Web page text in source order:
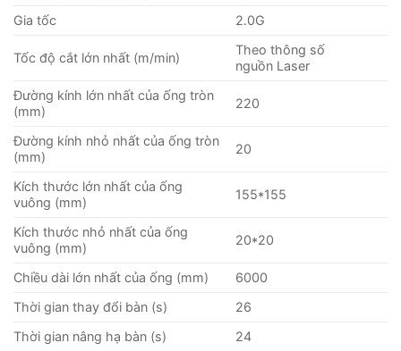
Gia tốc
2.0G
Tốc độ cắt lớn nhất (m/min)
Theo thông số
nguồn Laser
Đường kính lớn nhất của ống tròn
(mm)
220
Đường kính nhỏ nhất của ống tròn
(mm)
20
Kích thước lớn nhất của ống
vuông (mm)
155*155
Kích thước nhỏ nhất của ống
vuông (mm)
20*20
Chiều dài lớn nhất của ống (mm)
6000
Thời gian thay đổi bàn (s)
26
Thời gian nâng hạ bàn (s)
24